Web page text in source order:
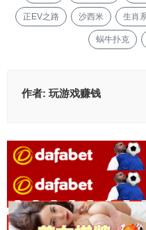
正EV之路 沙西米 生肖
蜗牛扑克
作者: 玩游戏赚钱